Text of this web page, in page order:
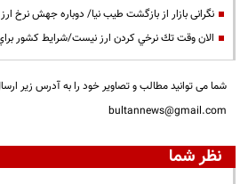
نگرانی بازار از بازگشت طیب نیا/ دوباره جهش نرخ
الان وقت تك نرخي كردن ارز نيست/شرايط كشور
شما می توانید مطالب و تصاویر خود را به آدرس زیر
bultannews@gmail.com
نظر شما